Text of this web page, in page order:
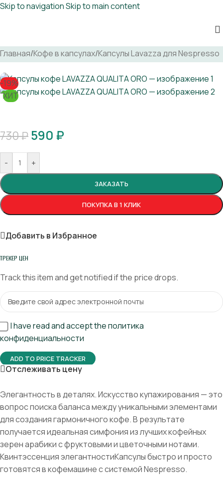
Skip to navigationSkip to main content
Главная/Кофе в капсулах/Капсулы Lavazza для Nespresso
-19%
ХИТ
730₽590 ₽
- +
ЗАКАЗАТЬ
ПОКУПКА В 1 КЛИК
Добавить в Избранное
ТРЕКЕР ЦЕН
Track this item and get notified if the price drops.
I have read and accept the политика
конфиденциальности
ADD TO PRICE TRACKER
Отслеживать цену
Элегантность в деталях. Искусство купажирования — это
вопрос поиска баланса между уникальными элементами
для создания гармоничного кофе. В результате
получается идеальная симфония из лучших кофейных
зерен арабики с фруктовыми и цветочными нотами.
Квинтэссенция элегантностиКапсулы быстро и просто
готовятся в кофемашине с системой Nespresso.